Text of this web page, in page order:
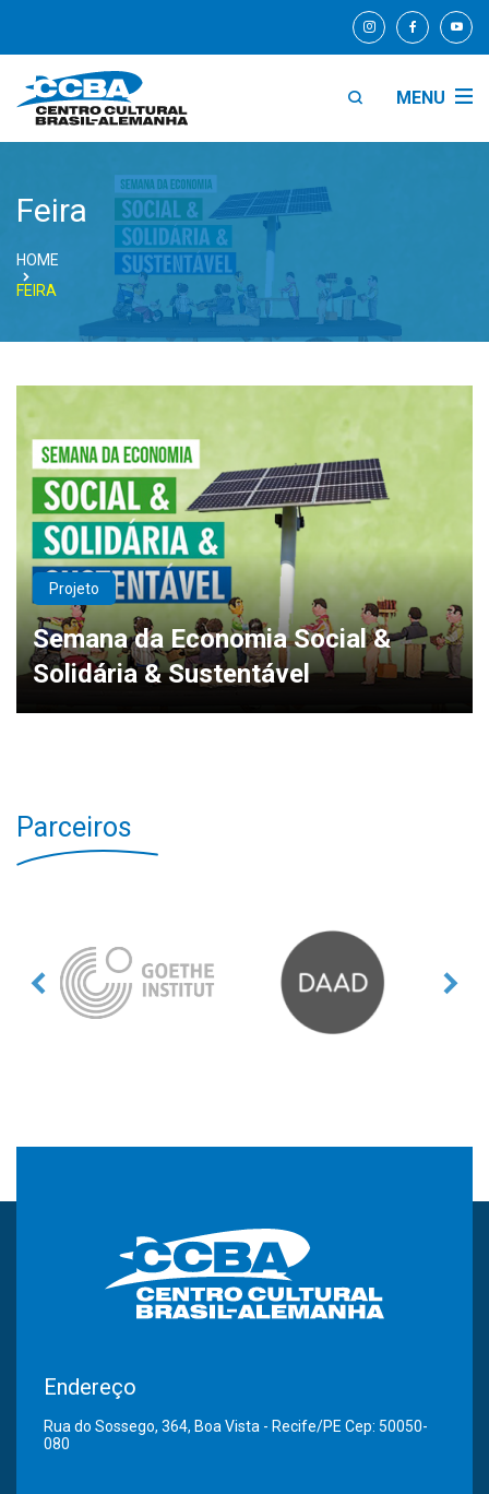
MENU
Feira
HOME
FEIRA
Projeto
Semana da Economia Social &
Solidária & Sustentável
Parceiros
Endereço
Rua do Sossego, 364, Boa Vista - Recife/PE Cep: 50050-
080